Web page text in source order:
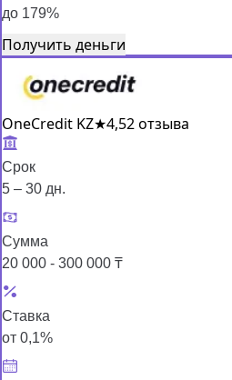
до 179%
Получить деньги
OneCredit KZ★4,52 отзыва
Срок
5 – 30 дн.
Сумма
20 000 - 300 000 ₸
Ставка
от 0,1%